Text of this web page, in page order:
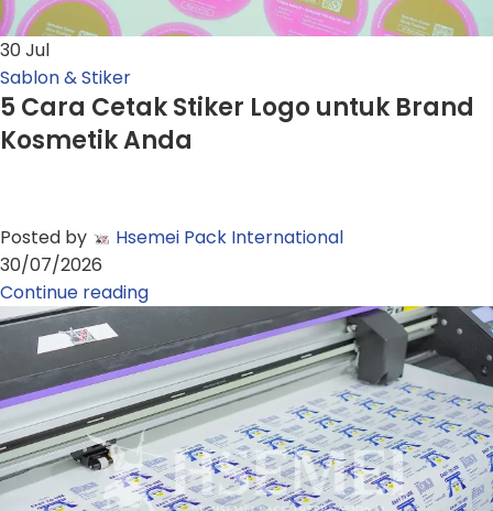
30Jul
Sablon & Stiker
5 Cara Cetak Stiker Logo untuk Brand
Kosmetik Anda
Posted by
Hsemei Pack International
30/07/2026
Continue reading